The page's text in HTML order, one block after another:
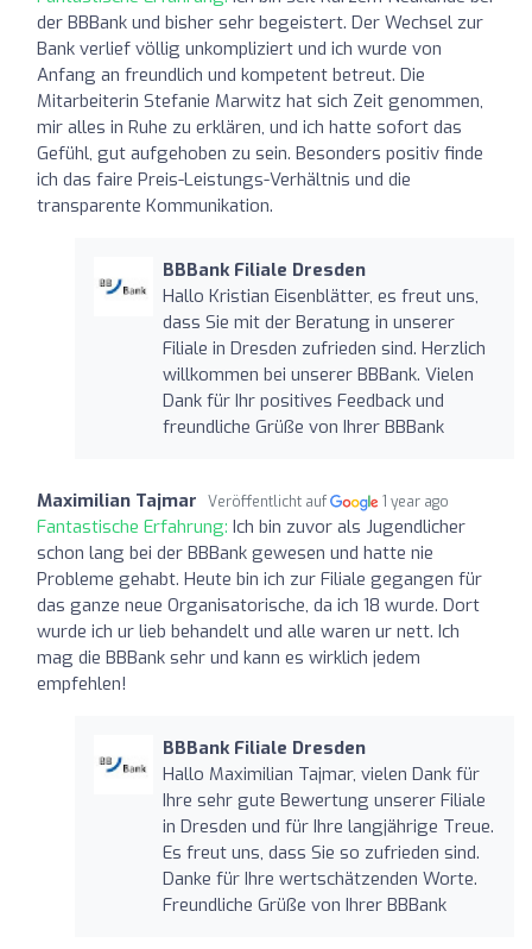
der BBBank und bisher sehr begeistert. Der Wechsel zur
Bank verlief völlig unkompliziert und ich wurde von
Anfang an freundlich und kompetent betreut. Die
Mitarbeiterin Stefanie Marwitz hat sich Zeit genommen,
mir alles in Ruhe zu erklären, und ich hatte sofort das
Gefühl, gut aufgehoben zu sein. Besonders positiv finde
ich das faire Preis-Leistungs-Verhältnis und die
transparente Kommunikation.
BBBank Filiale Dresden
Hallo Kristian Eisenblätter, es freut uns,
dass Sie mit der Beratung in unserer
Filiale in Dresden zufrieden sind. Herzlich
willkommen bei unserer BBBank. Vielen
Dank für Ihr positives Feedback und
freundliche Grüße von Ihrer BBBank
Maximilian Tajmar Veröffentlicht auf 1 year ago
Fantastische Erfahrung: Ich bin zuvor als Jugendlicher
schon lang bei der BBBank gewesen und hatte nie
Probleme gehabt. Heute bin ich zur Filiale gegangen für
das ganze neue Organisatorische, da ich 18 wurde. Dort
wurde ich ur lieb behandelt und alle waren ur nett. Ich
mag die BBBank sehr und kann es wirklich jedem
empfehlen!
BBBank Filiale Dresden
Hallo Maximilian Tajmar, vielen Dank für
Ihre sehr gute Bewertung unserer Filiale
in Dresden und für Ihre langjährige Treue.
Es freut uns, dass Sie so zufrieden sind.
Danke für Ihre wertschätzenden Worte.
Freundliche Grüße von Ihrer BBBank